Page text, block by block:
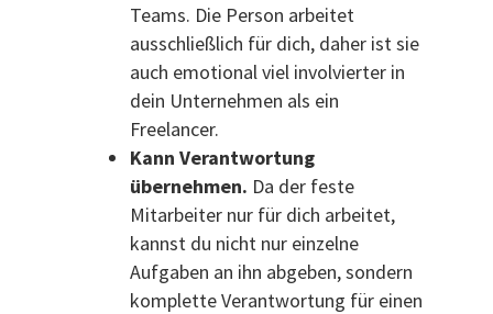
Teams. Die Person arbeitet
ausschließlich für dich, daher ist sie
auch emotional viel involvierter in
dein Unternehmen als ein
Freelancer.
Kann Verantwortung
übernehmen. Da der feste
Mitarbeiter nur für dich arbeitet,
kannst du nicht nur einzelne
Aufgaben an ihn abgeben, sondern
komplette Verantwortung für einen